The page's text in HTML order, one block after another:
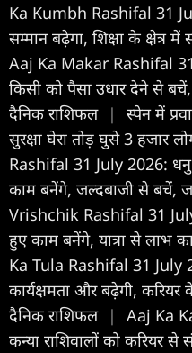
Ka Kumbh Rashifal 31
सम्मान बढ़ेगा, शिक्षा के क्षेत्र
Aaj Ka Makar Rashifal
किसी को पैसा उधार देने से
दैनिक राशिफल |
स्पेन में
सुरक्षा घेरा तोड़ घुसे 3 हजार
Rashifal 31 July 2026: धनु
काम बनेंगे, जल्दबाजी से बचें,
Vrishchik Rashifal 31
हुए काम बनेंगे, यात्रा से लाभ
Ka Tula Rashifal 31 July
कार्यक्षमता और बढ़ेगी,
दैनिक राशिफल |
Aaj Ka
कन्या राशिवालों को करियर से